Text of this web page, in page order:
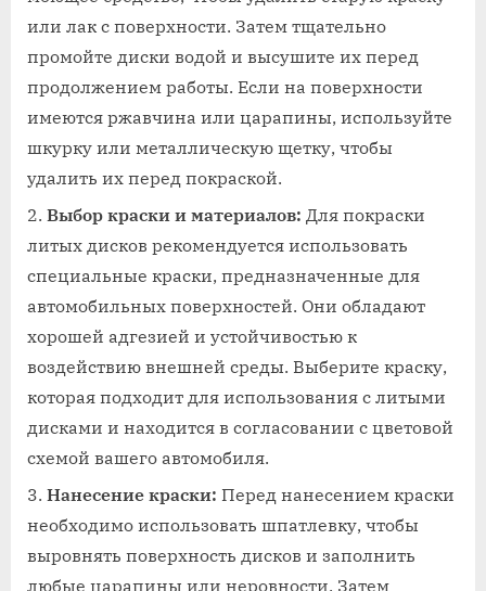
или лак с поверхности. Затем тщательно
промойте диски водой и высушите их перед
продолжением работы. Если на поверхности
имеются ржавчина или царапины, используйте
шкурку или металлическую щетку, чтобы
удалить их перед покраской.
Выбор краски и материалов: Для покраски
литых дисков рекомендуется использовать
специальные краски, предназначенные для
автомобильных поверхностей. Они обладают
хорошей адгезией и устойчивостью к
воздействию внешней среды. Выберите краску,
которая подходит для использования с литыми
дисками и находится в согласовании с цветовой
схемой вашего автомобиля.
Нанесение краски: Перед нанесением краски
необходимо использовать шпатлевку, чтобы
выровнять поверхность дисков и заполнить
любые царапины или неровности. Затем